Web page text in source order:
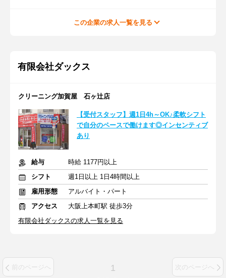
この企業の求人一覧を見る
有限会社ダックス
クリーニング加賀屋 石ヶ辻店
【受付スタッフ】週1日4h～OK♪柔軟シフト
で自分のペースで働けます◎インセンティブ
あり
給与
時給 1177円以上
シフト
週1日以上 1日4時間以上
雇用形態
アルバイト・パート
アクセス
大阪上本町駅 徒歩3分
有限会社ダックスの求人一覧を見る
前のページへ 1 次のページへ